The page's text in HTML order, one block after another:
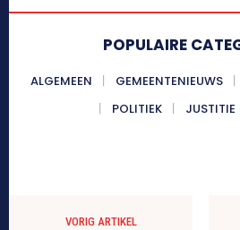
POPULAIRE
ALGEMEEN GEMEENTENIEUWS
POLITIEK
JUSTITIE
VORIG ARTIKEL